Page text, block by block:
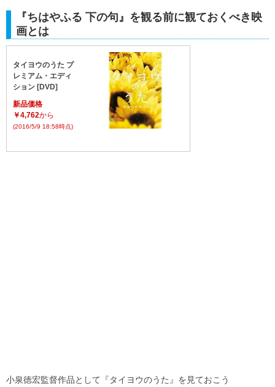
『ちはやふる 下の句』を観る前に観ておくべき映
画とは
タイヨウのうた プ
レミアム・エディ
ション [DVD]
新品価格
￥4,762から
(2016/5/9 18:58時点)
小泉徳宏監督作品として『タイヨウのうた』を見ておこう